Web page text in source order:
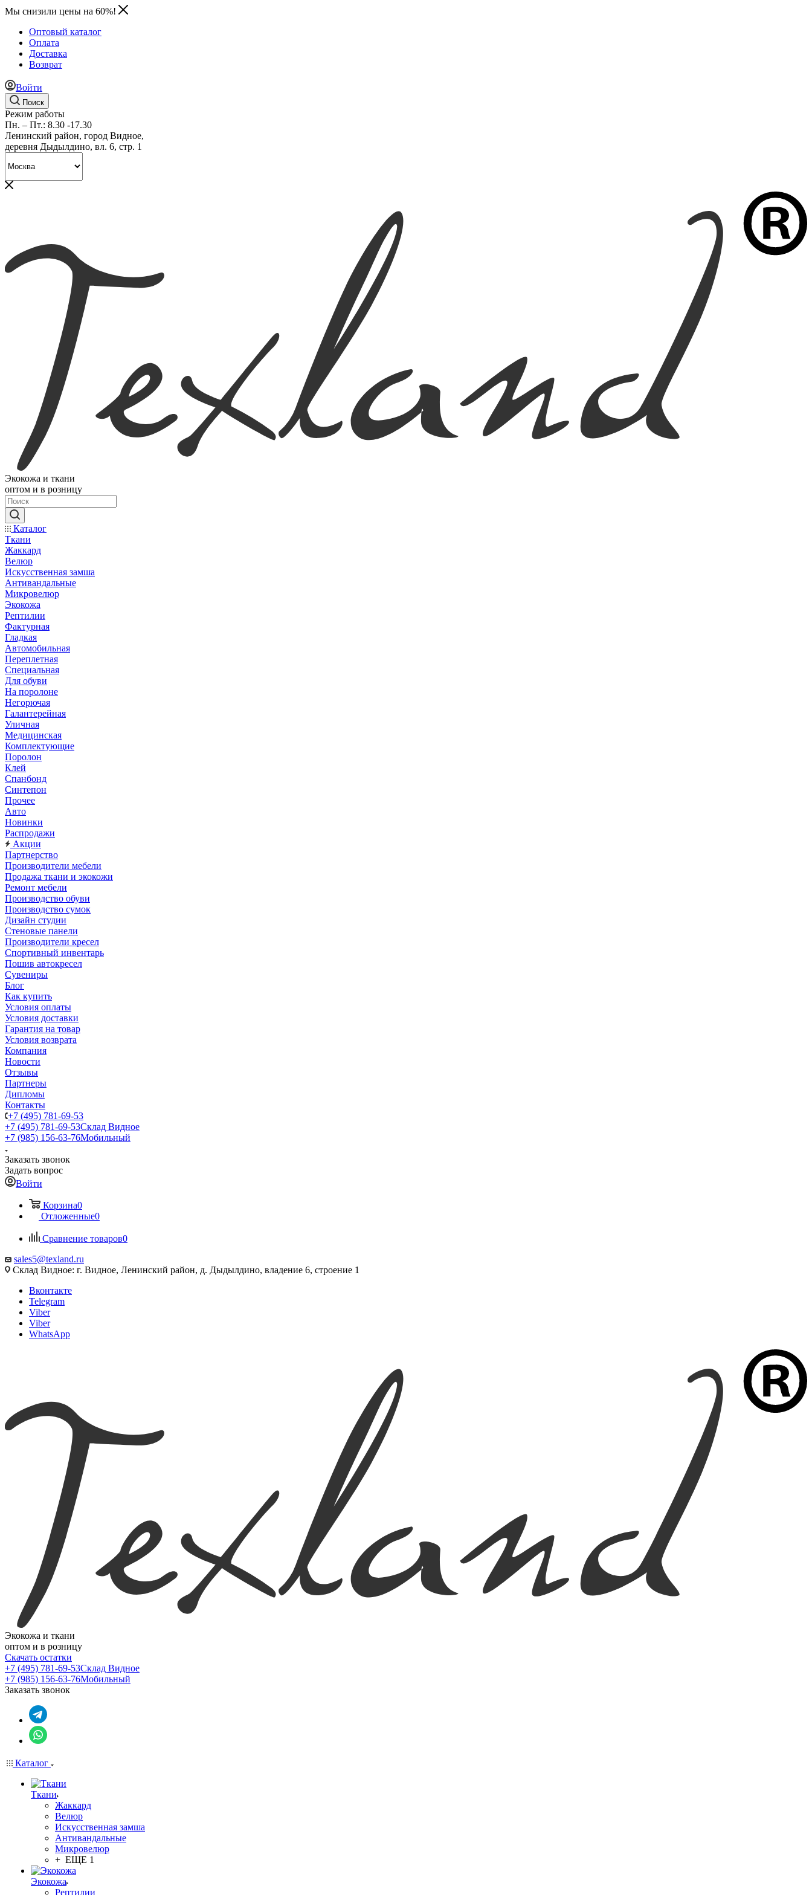
Мы снизили цены на 60%!
Оптовый каталог
Оплата
Доставка
Возврат
Войти
Поиск
Режим работы
Пн. – Пт.: 8.30 -17.30
Ленинский район, город Видное,
деревня Дыдылдино, вл. 6, стр. 1
Экокожа и ткани
оптом и в розницу
Каталог
Ткани
Жаккард
Велюр
Искусственная замша
Антивандальные
Микровелюр
Экокожа
Рептилии
Фактурная
Гладкая
Автомобильная
Переплетная
Специальная
Для обуви
На поролоне
Негорючая
Галантерейная
Уличная
Медицинская
Комплектующие
Поролон
Клей
Спанбонд
Синтепон
Прочее
Авто
Новинки
Распродажи
Акции
Партнерство
Производители мебели
Продажа ткани и экокожи
Ремонт мебели
Производство обуви
Производство сумок
Дизайн студии
Стеновые панели
Производители кресел
Спортивный инвентарь
Пошив автокресел
Сувениры
Блог
Как купить
Условия оплаты
Условия доставки
Гарантия на товар
Условия возврата
Компания
Новости
Отзывы
Партнеры
Дипломы
Контакты
+7 (495) 781-69-53
+7 (495) 781-69-53Склад Видное
+7 (985) 156-63-76Мобильный
Заказать звонок
Задать вопрос
Войти
Корзина0
Отложенные0
Сравнение товаров0
sales5@texland.ru
Склад Видное: г. Видное, Ленинский район, д. Дыдылдино, владение 6, строение 1
Вконтакте
Telegram
Viber
Viber
WhatsApp
Экокожа и ткани
оптом и в розницу
Скачать остатки
+7 (495) 781-69-53Склад Видное
+7 (985) 156-63-76Мобильный
Заказать звонок
Каталог
Ткани
Жаккард
Велюр
Искусственная замша
Антивандальные
Микровелюр
+ ЕЩЕ 1
Экокожа
Рептилии